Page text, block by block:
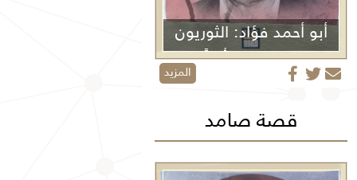
أبو أحمد فؤاد: الثوريون
لا يموتون أبداً
المزيد
قصة صامد